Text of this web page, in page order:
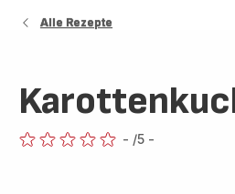
Alle Rezepte
- /5 -